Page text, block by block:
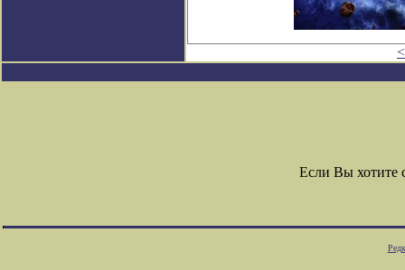
Если Вы хотите